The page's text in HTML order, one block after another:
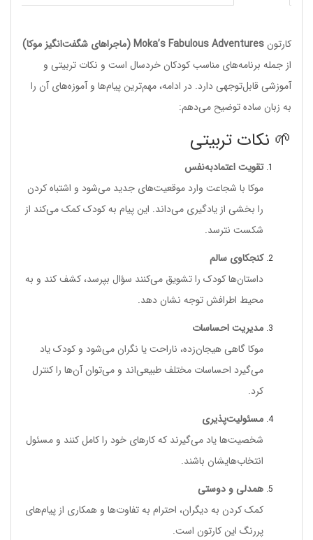
کارتونMoka’s Fabulous Adventures (ماجراهای شگفت‌انگیز موکا)
از جمله برنامه‌های مناسب کودکان خردسال است و نکات تربیتی و
آموزشی قابل‌توجهی دارد. در ادامه، مهم‌ترین پیام‌ها و آموزه‌های آن را
به زبان ساده توضیح می‌دهم:
🌱 نکات تربیتی
تقویت اعتمادبه‌نفس
موکا با شجاعت وارد موقعیت‌های جدید می‌شود و اشتباه کردن
را بخشی از یادگیری می‌داند. این پیام به کودک کمک می‌کند از
شکست نترسد.
کنجکاوی سالم
داستان‌ها کودک را تشویق می‌کنند سؤال بپرسد، کشف کند و به
محیط اطرافش توجه نشان دهد.
مدیریت احساسات
موکا گاهی هیجان‌زده، ناراحت یا نگران می‌شود و کودک یاد
می‌گیرد احساسات مختلف طبیعی‌اند و می‌توان آن‌ها را کنترل
کرد.
مسئولیت‌پذیری
شخصیت‌ها یاد می‌گیرند که کارهای خود را کامل کنند و مسئول
انتخاب‌هایشان باشند.
همدلی و دوستی
کمک کردن به دیگران، احترام به تفاوت‌ها و همکاری از پیام‌های
پررنگ این کارتون است.